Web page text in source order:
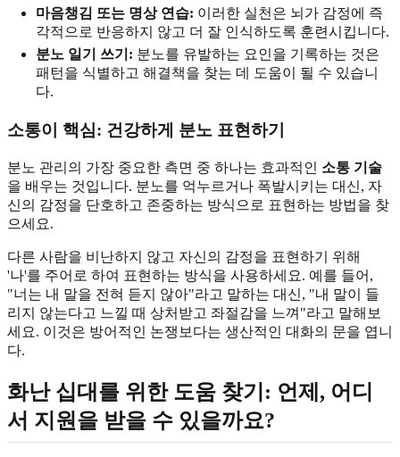
마음챙김 또는 명상 연습: 이러한 실천은 뇌가 감정에 즉
각적으로 반응하지 않고 더 잘 인식하도록 훈련시킵니다.
분노 일기 쓰기: 분노를 유발하는 요인을 기록하는 것은
패턴을 식별하고 해결책을 찾는 데 도움이 될 수 있습니
다.
소통이 핵심: 건강하게 분노 표현하기
분노 관리의 가장 중요한 측면 중 하나는 효과적인 소통 기술
을 배우는 것입니다. 분노를 억누르거나 폭발시키는 대신, 자
신의 감정을 단호하고 존중하는 방식으로 표현하는 방법을 찾
으세요.
다른 사람을 비난하지 않고 자신의 감정을 표현하기 위해
'나'를 주어로 하여 표현하는 방식을 사용하세요. 예를 들어,
"너는 내 말을 전혀 듣지 않아"라고 말하는 대신, "내 말이 들
리지 않는다고 느낄 때 상처받고 좌절감을 느껴"라고 말해보
세요. 이것은 방어적인 논쟁보다는 생산적인 대화의 문을 엽니
다.
화난 십대를 위한 도움 찾기: 언제, 어디
서 지원을 받을 수 있을까요?